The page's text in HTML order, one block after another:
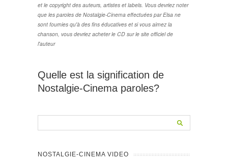
et le copyright des auteurs, artistes et labels. Vous devriez noter
que les paroles de Nostalgie-Cinema effectuées par Elsa ne
sont fournies qu'à des fins éducatives et si vous aimez la
chanson, vous devriez acheter le CD sur le site officiel de
l'auteur
Quelle est la signification de
Nostalgie-Cinema paroles?
NOSTALGIE-CINEMA VIDEO